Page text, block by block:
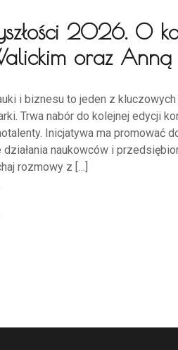
2026. O
oraz Anną
i biznesu to jeden z
Trwa nabór do kolejnej edycji
Inicjatywa ma promować
naukowców i
rozmowy z […]